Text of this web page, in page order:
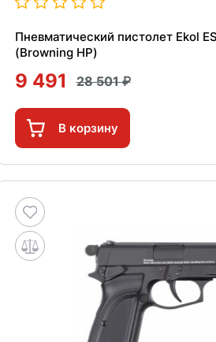
Пневматический пистолет Ekol
(Browning HP)
9 491 28 501
В корзину